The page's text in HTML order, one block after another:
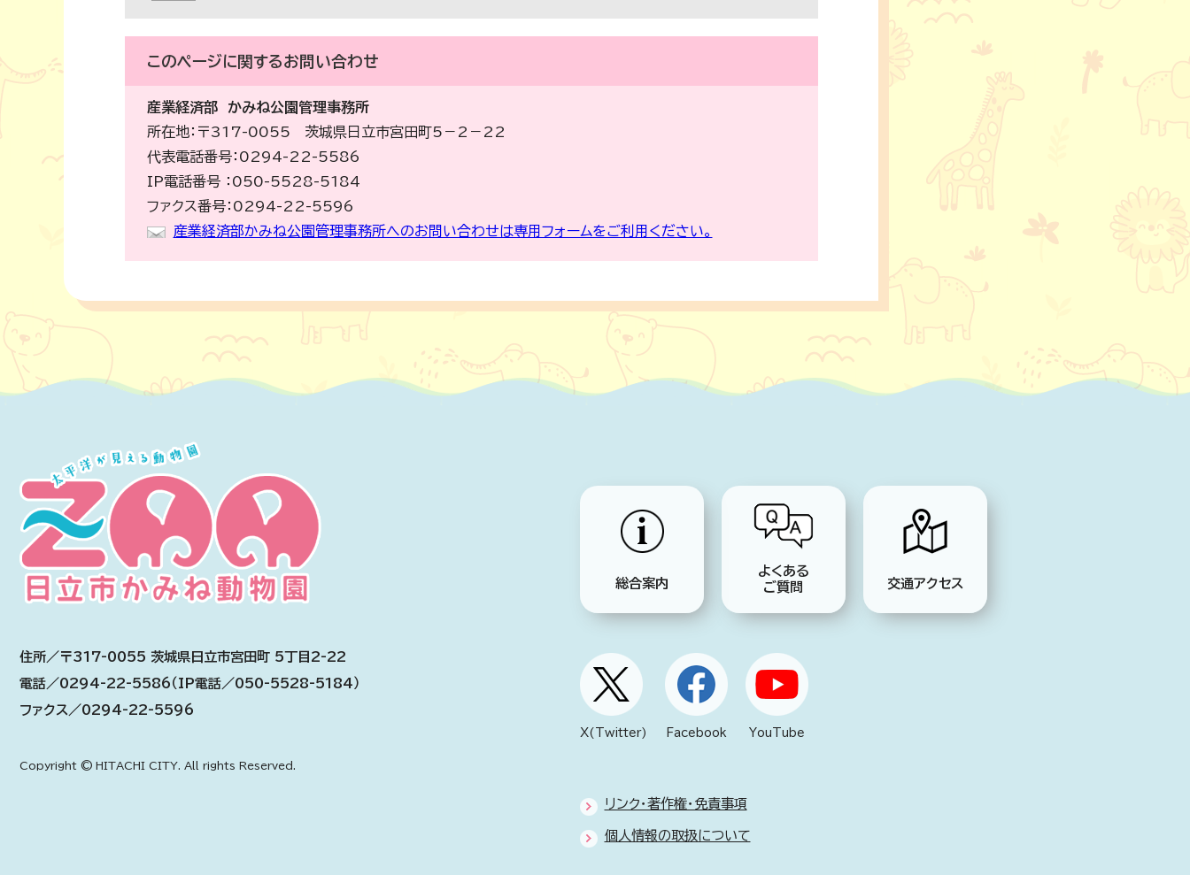
このページに関するお問い合わせ
産業経済部 かみね公園管理事務所
所在地：〒317-0055 茨城県日立市宮田町5－2－22
代表電話番号：0294-22-5586
IP電話番号 ：050-5528-5184
ファクス番号：0294-22-5596
産業経済部かみね公園管理事務所へのお問い合わせは専用フォームをご利用ください。
住所／〒317-0055 茨城県日立市宮田町 5丁目2-22
電話／0294-22-5586（IP電話／050-5528-5184）
ファクス／0294-22-5596
Copyright © HITACHI CITY. All rights Reserved.
総合案内
よくある
ご質問
交通アクセス
X(Twitter) Facebook YouTube
リンク・著作権・免責事項
個人情報の取扱について